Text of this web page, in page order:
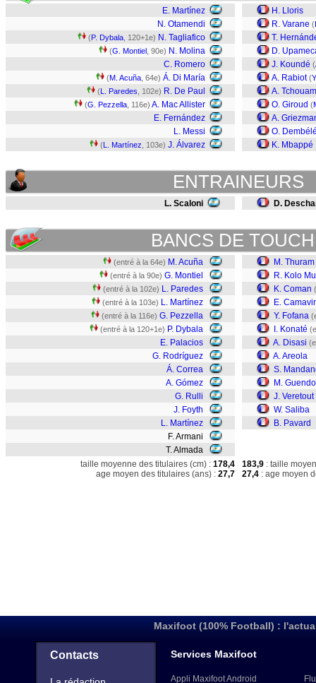
E. Martínez
N. Otamendi
(P. Dybala , 120+1e) N. Tagliafico
(G. Montiel , 90e) N. Molina
C. Romero
(M. Acuña , 64e) Á. Di María
(L. Paredes , 102e) R. De Paul
(G. Pezzella , 116e) A. Mac Allister
E. Fernández
L. Messi
(L. Martínez , 103e) J. Álvarez
H. Lloris
R. Varane (
T.
D.
J. Koundé (
A. Rabiot (
A.
O. Giroud (
A.
O.
K. Mbappé
ENTRAINEURS
L. Scaloni D.
BANCS DE
(entré à la 64e) M. Acuña
(entré à la 90e) G. Montiel
(entré à la 102e) L. Paredes
(entré à la 103e) L. Martínez
(entré à la 116e) G. Pezzella
(entré à la 120+1e) P. Dybala
E. Palacios
G. Rodríguez
Á. Correa
A. Gómez
G. Rulli
J. Foyth
L. Martínez
F. Armani
T. Almada
M. Thuram
R. Kolo
K. Coman
E.
Y. Fofana
I. Konaté
A. Disasi
A. Areola
S.
M.
J. Veretout
W. Saliba
B. Pavard
taille moyenne des titulaires (cm) : 178,4
age moyen des titulaires (ans) : 27,7
183,9 : taille
27,4 : age moyen
Maxifoot (100% Football) :
Contacts Services Maxifoot
Appli Maxifoot Android